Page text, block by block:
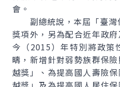
會。
副總統說，本屆「臺灣
獎項外，另為配合近年政
今（2015）年特別將政策
疇，新增針對弱勢族群保
越獎」、為提高國人壽險